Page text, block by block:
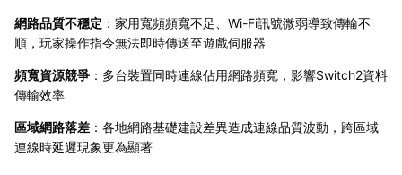
網路品質不穩定 ：家用寬頻頻寬不足、Wi-Fi訊號微弱導致傳輸不
順，玩家操作指令無法即時傳送至遊戲伺服器
頻寬資源競爭 ：多台裝置同時連線佔用網路頻寬，影響Switch2資料
傳輸效率
區域網路落差 ：各地網路基礎建設差異造成連線品質波動，跨區域
連線時延遲現象更為顯著